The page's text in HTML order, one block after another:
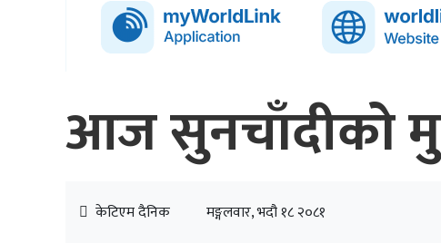
आज सुनचाँदीको
केटिएम दैनिक मङ्गलवार, भदौ १८ २०८१